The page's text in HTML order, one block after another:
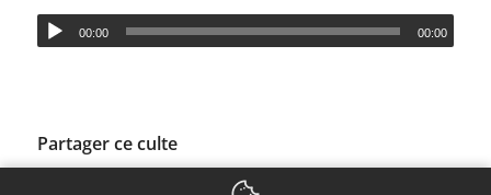
00:00 00:00
Partager ce culte